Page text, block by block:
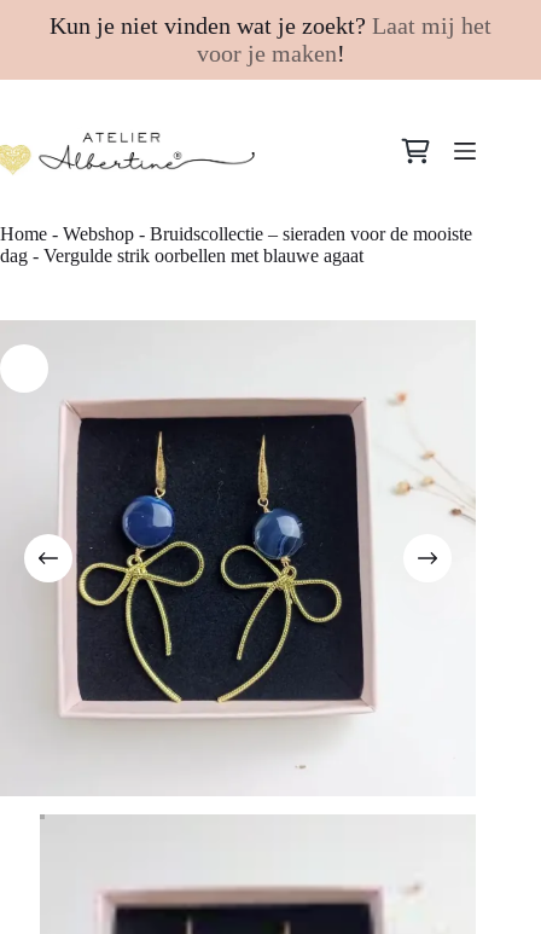
Kun je niet vinden wat je zoekt? Laat mij het
voor je maken!
de
Winkelwagen
Home - Webshop - Bruidscollectie – sieraden voor de mooiste
dag - Vergulde strik oorbellen met blauwe agaat